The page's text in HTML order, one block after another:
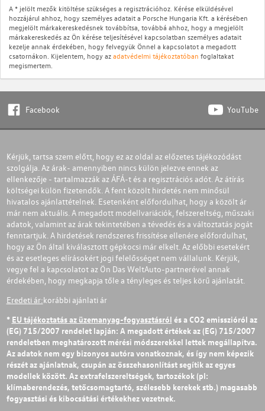
A * jelölt mezők kitöltése szükséges a regisztrációhoz. Kérése elküldésével
hozzájárul ahhoz, hogy személyes adatait a Porsche Hungaria Kft. a kérésében
megjelölt márkakereskedésnek továbbítsa, továbbá ahhoz, hogy a megjelölt
márkakereskedés az Ön kérése teljesítésével kapcsolatban személyes adatait
kezelje annak érdekében, hogy felvegyük Önnel a kapcsolatot a megadott
csatornákon. Kijelentem, hogy azadatvédelmi tájékoztatóban foglaltakat
megismertem.
Facebook YouTube
Kérjük, tartsa szem előtt, hogy ez az oldal az előzetes tájékozódást
szolgálja. Az árak- amennyiben nincs külön jelezve ennek az
ellenkezője - tartalmazzák az ÁFÁ-t és a regisztrációs adót. Az átírás
költségei külön fizetendők. A fent közölt hirdetés nem minősül
hivatalos ajánlattételnek. Esetenként előfordulhat, hogy a közölt ár
már nem aktuális. A megadott modellvariációk, felszereltség, műszaki
adatok, valamint az árak tekintetében a tévedés és a változtatás jogát
fenntartjuk. A hirdetések rendszeres frissítése ellenére előfordulhat,
hogy az Ön által kiválasztott gépkocsi már elkelt. Az előbbi esetekért
és az esetleges elírásokért jogi felelősséget nem vállalunk. Kérjük,
vegye fel a kapcsolatot az Ön Das WeltAuto-partnerével annak
érdekében, hogy megkapja tőle a tényleges és teljes körű ajánlatát.
Eredeti ár:korábbi ajánlati ár
* EU tájékoztatás az üzemanyag-fogyasztásról és a CO2 emisszióról az
(EG) 715/2007 rendelet lapján: A megadott értékek az (EG) 715/2007
rendeletben meghatározott mérési módszerekkel lettek megállapítva.
Az adatok nem egy bizonyos autóra vonatkoznak, és így nem képezik
részét az ajánlatnak, csupán az összehasonlítást segítik az egyes
modellek között. Az extrafelszereltségek, tartozékok (pl:
klímaberendezés, tetőcsomagtartó, szélesebb kerekek stb.) magasabb
fogyasztási és kibocsátási értékekhez vezetnek.